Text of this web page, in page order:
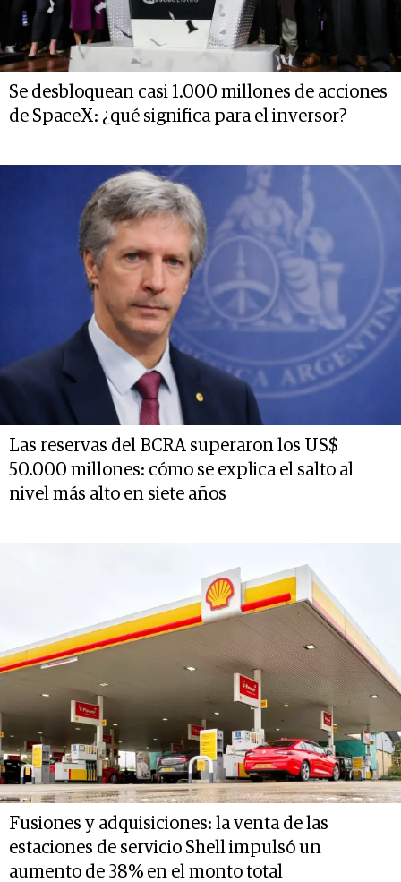
Se desbloquean casi 1.000 millones de acciones
de SpaceX: ¿qué significa para el inversor?
Las reservas del BCRA superaron los US$
50.000 millones: cómo se explica el salto al
nivel más alto en siete años
Fusiones y adquisiciones: la venta de las
estaciones de servicio Shell impulsó un
aumento de 38% en el monto total